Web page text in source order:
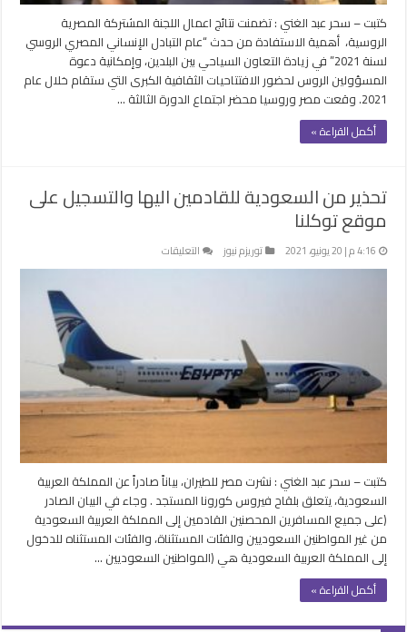
كتبت – سحر عبد الغني : تضمنت نتائج اعمال اللجنة المشتركة المصرية
الروسية، أهمية الاستفادة من حدث “عام التبادل الإنساني المصري الروسي
لسنة 2021” في زيادة التعاون السياحي بين البلدين، وإمكانية دعوة
المسؤولين الروس لحضور الافتتاحيات الثقافية الكبرى التي ستقام خلال عام
2021. وقعت مصر وروسيا محضر اجتماع الدورة الثالثة …
أكمل القراءة »
تحذير من السعودية للقادمين اليها والتسجيل على
موقع توكلنا
4:16 م | 20 يونيو، 2021 توريزم نيوز التعليقات
تحذير
والتسجيل
على
موقع
توكلنا
كتبت – سحر عبد الغني : نشرت مصر للطيران، بياناً صادراً عن المملكة العربية
السعودية، يتعلق بلقاح فيروس كورونا المستجد . وجاء في البيان الصادر
(على جميع المسافرين المحصنين القادمين إلى المملكة العربية السعودية
من غير المواطنين السعوديين والفئات المستثناة، والفئات المستثناه للدخول
إلى المملكة العربية السعودية هي (المواطنين السعوديين …
أكمل القراءة »